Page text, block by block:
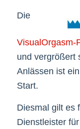
Die
VisualOrgasm-
und vergrößert
Anlässen ist ein
Start.
Diesmal gilt es
Dienstleister